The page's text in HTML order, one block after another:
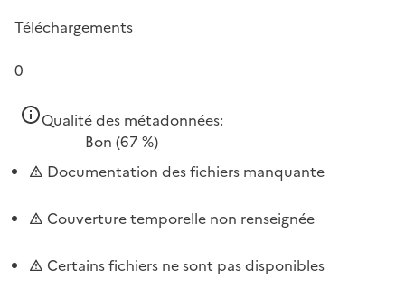
Téléchargements
0
Qualité des métadonnées:
Bon (67 %)
Documentation des fichiers manquante
Couverture temporelle non renseignée
Certains fichiers ne sont pas disponibles